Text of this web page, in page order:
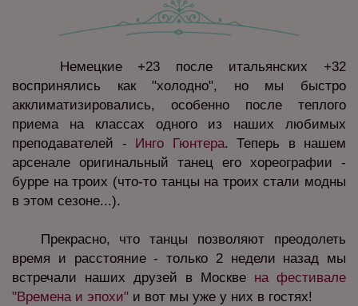
Немецкие +23 после итальянских +32
воспринялись как "холодно", но мы быстро
акклиматизировались, особенно после теплого
приема на классах одного из наших любимых
преподавателей -
Инго Гюнтера. Теперь в нашем
арсенале оригинальный танец его хореографии -
бурре на троих (что-то танцы на троих стали модны
в этом сезоне...).
Прекрасно, что танцы позволяют преодолеть
время и расстояние - только 2 недели назад мы
встречали наших друзей в Москве на фестивале
"Времена и эпохи" и вот мы уже у них в гостях!